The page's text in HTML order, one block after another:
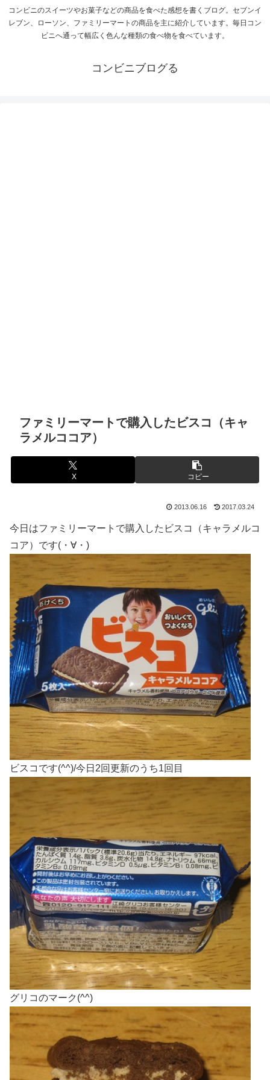
コンビニのスイーツやお菓子などの商品を食べた感想を書くブログ。セブンイ
レブン、ローソン、ファミリーマートの商品を主に紹介しています。毎日コン
ビニへ通って幅広く色んな種類の食べ物を食べています。
コンビニブログる
ファミリーマートで購入したビスコ（キャ
ラメルココア）
X コピー
2013.06.16 2017.03.24
今日はファミリーマートで購入したビスコ（キャラメルコ
コア）です(・∀・)
ビスコです(^^)/今日2回更新のうち1回目
グリコのマーク(^^)